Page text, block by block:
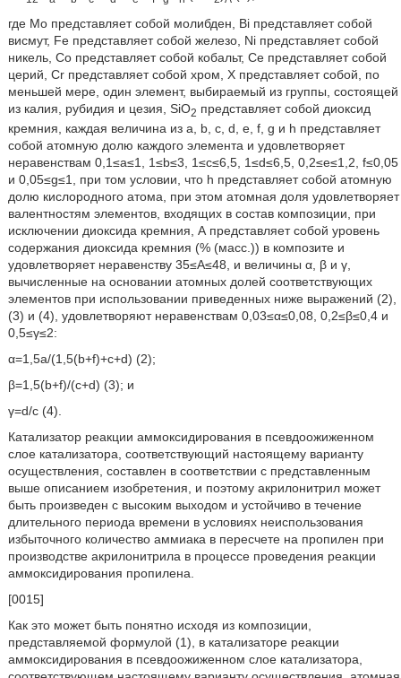
где Мо представляет собой молибден, Bi представляет собой
висмут, Fe представляет собой железо, Ni представляет собой
никель, Со представляет собой кобальт, Се представляет собой
церий, Cr представляет собой хром, Х представляет собой, по
меньшей мере, один элемент, выбираемый из группы, состоящей
из калия, рубидия и цезия, SiO2 представляет собой диоксид
кремния, каждая величина из a, b, c, d, e, f, g и h представляет
собой атомную долю каждого элемента и удовлетворяет
неравенствам 0,1≤а≤1, 1≤b≤3, 1≤c≤6,5, 1≤d≤6,5, 0,2≤e≤1,2, f≤0,05
и 0,05≤g≤1, при том условии, что h представляет собой атомную
долю кислородного атома, при этом атомная доля удовлетворяет
валентностям элементов, входящих в состав композиции, при
исключении диоксида кремния, А представляет собой уровень
содержания диоксида кремния (% (масс.)) в композите и
удовлетворяет неравенству 35≤А≤48, и величины α, β и γ,
вычисленные на основании атомных долей соответствующих
элементов при использовании приведенных ниже выражений (2),
(3) и (4), удовлетворяют неравенствам 0,03≤α≤0,08, 0,2≤β≤0,4 и
0,5≤γ≤2:
α=1,5а/(1,5(b+f)+c+d) (2);
β=1,5(b+f)/(c+d) (3); и
γ=d/c (4).
Катализатор реакции аммоксидирования в псевдоожиженном
слое катализатора, соответствующий настоящему варианту
осуществления, составлен в соответствии с представленным
выше описанием изобретения, и поэтому акрилонитрил может
быть произведен с высоким выходом и устойчиво в течение
длительного периода времени в условиях неиспользования
избыточного количество аммиака в пересчете на пропилен при
производстве акрилонитрила в процессе проведения реакции
аммоксидирования пропилена.
[0015]
Как это может быть понятно исходя из композиции,
представляемой формулой (1), в катализаторе реакции
аммоксидирования в псевдоожиженном слое катализатора,